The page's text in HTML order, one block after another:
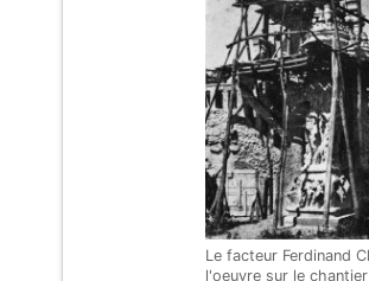
Le facteur Ferdinand
l'oeuvre sur le